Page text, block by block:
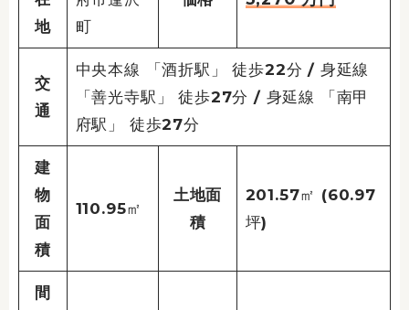
地
町
交
通
中央本線 「酒折駅」 徒歩22分 / 身延線
「善光寺駅」 徒歩27分 / 身延線 「南甲
府駅」 徒歩27分
建
物
面
積
110.95㎡
土地面
積
201.57㎡ (60.97
坪)
間